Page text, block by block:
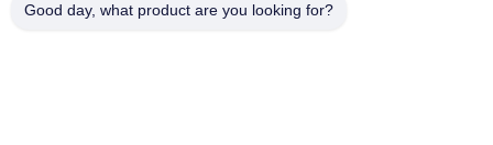
Envoyez
Good day, what product are you looking for?